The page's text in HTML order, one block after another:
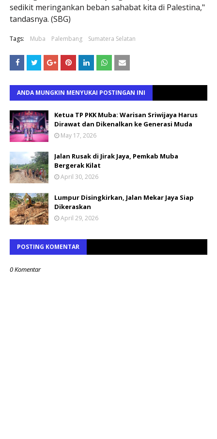
sedikit meringankan beban sahabat kita di Palestina,"
tandasnya. (SBG)
Tags: Muba Palembang Sumatera Selatan
ANDA MUNGKIN MENYUKAI POSTINGAN INI
Ketua TP PKK Muba: Warisan Sriwijaya Harus
Dirawat dan Dikenalkan ke Generasi Muda
May 17, 2026
Jalan Rusak di Jirak Jaya, Pemkab Muba
Bergerak Kilat
April 30, 2026
Lumpur Disingkirkan, Jalan Mekar Jaya Siap
Dikeraskan
April 29, 2026
POSTING KOMENTAR
0 Komentar